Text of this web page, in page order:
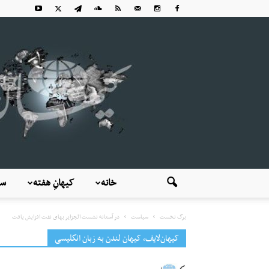
کیهانِ هفته خانه
برگ نخست سیاست در آستانه نشست الجزایر بهای نفت افزایش یافت
کیهان‌لایف، کیهان لندن به زبان انگلیسی